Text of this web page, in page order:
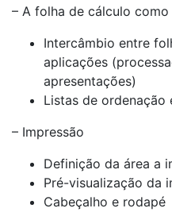
– A folha de cálculo
Intercâmbio entre
aplicações
apresentações)
Listas de
– Impressão
Definição da área a
Pré-visualização da
Cabeçalho e rodapé